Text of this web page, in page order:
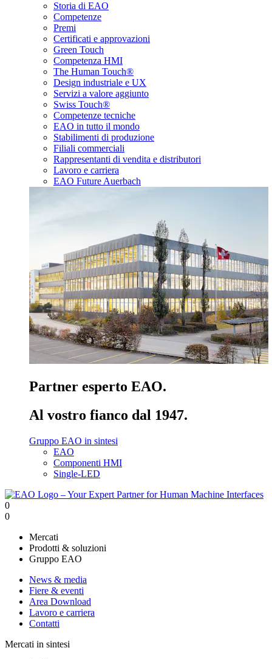
Storia di EAO
Competenze
Premi
Certificati e approvazioni
Green Touch
Competenza HMI
The Human Touch®
Design industriale e UX
Servizi a valore aggiunto
Swiss Touch®
Competenze tecniche
EAO in tutto il mondo
Stabilimenti di produzione
Filiali commerciali
Rappresentanti di vendita e distributori
Lavoro e carriera
EAO Future Auerbach
Partner esperto EAO.
Al vostro fianco dal 1947.
Gruppo EAO in sintesi
EAO
Componenti HMI
Single-LED
0
0
Mercati
Prodotti & soluzioni
Gruppo EAO
News & media
Fiere & eventi
Area Download
Lavoro e carriera
Contatti
Mercati in sintesi